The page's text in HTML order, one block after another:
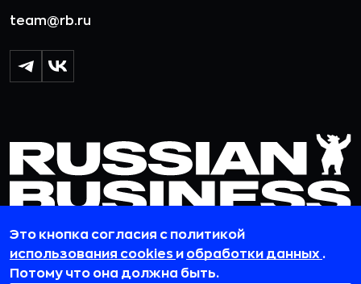
team@rb.ru
© 2012-2026 ООО «РБточкаРУ». ИНН 7729703526, КПП 772501001,
ОГРН 1127746119841
Это кнопка согласия с политикой
использования cookies и обработки данных .
Потому что она должна быть.